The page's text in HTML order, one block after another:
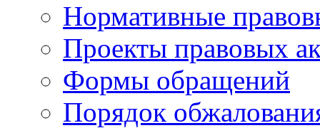
Нормативные
Проекты правовых
Формы обращений
Порядок